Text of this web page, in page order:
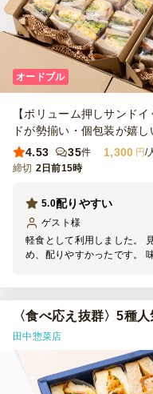
オードブル
【ボリューム押しサンド
ドが勢揃い・個包装が嬉し
4.53
35件 1,300 円/
締切 2日前15時
配りやすい
5.0
ゲスト 様
軽食として利用しました。
め、配りやすかったです。
〈食べ応え抜群〉5種
田中惣菜店